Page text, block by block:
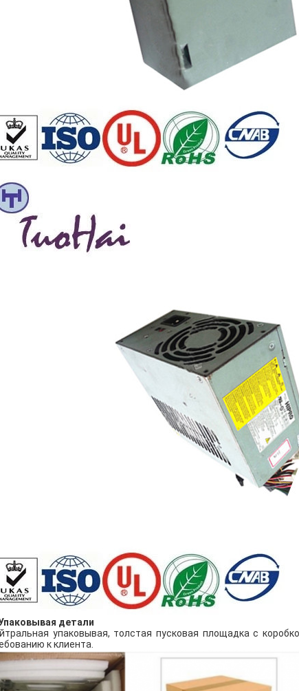
детали
упаковывая, толстая пусковая площадка с
к клиента.